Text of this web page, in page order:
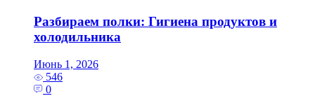
Разбираем полки: Гигиена продуктов и
холодильника
Июнь 1, 2026
546
0